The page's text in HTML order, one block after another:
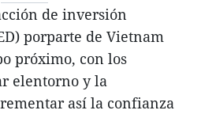
de inversión
porparte de Vietnam
próximo, con los
elentorno y la
así la confianza